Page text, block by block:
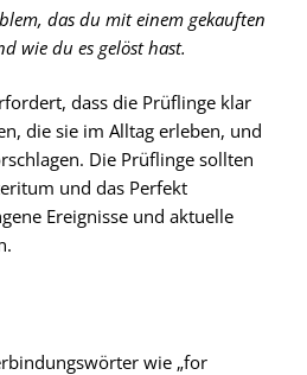
das du mit einem gekauften
wie du es gelöst hast.
dass die Prüflinge klar
die sie im Alltag erleben, und
Die Prüflinge sollten
und das Perfekt
Ereignisse und aktuelle
wie „for